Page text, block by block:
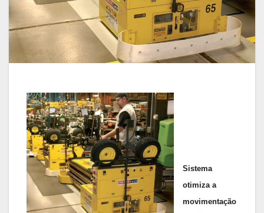
Sistema
otimiza a
movimentação